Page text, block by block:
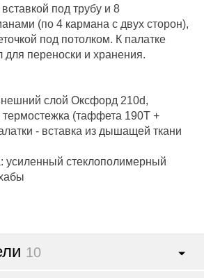
под трубу и 8
(по 4 кармана с двух сторон),
под потолком. К палатке
для переноски и хранения.
слой Оксфорд 210d,
термостежка (таффета 190Т +
- вставка из дышащей ткани
усиленный стеклополимерный
10